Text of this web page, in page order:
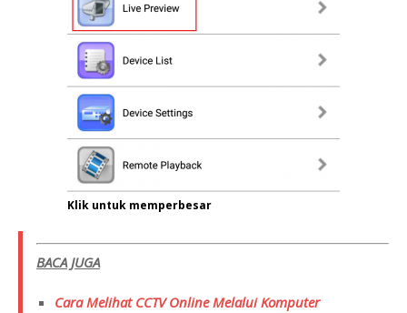
Klik untuk memperbesar
BACA JUGA
Cara Melihat CCTV Online Melalui Komputer